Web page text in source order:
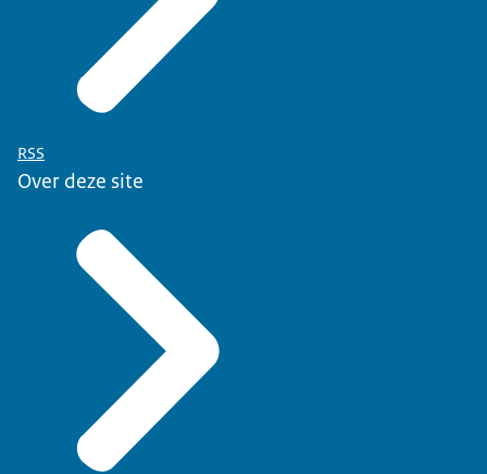
RSS
Over deze site